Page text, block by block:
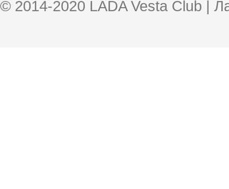
© 2014-2020 LADA Vesta Club |